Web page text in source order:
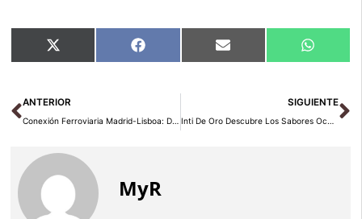
Compartir
en
X
(Twitter)
Compartir
en
Facebook Compartir
en
Email
en
Ant
ANTERIOR
Conexión Ferroviaria Madrid-Lisboa: Desafío Acelerado del IX Foro Ibérico
SIGUIENTE
Inti De Oro Descubre Los Sabores Ocultos Del Amazonas Con Su Menú Cápsula ‘Amazonas’
MyR